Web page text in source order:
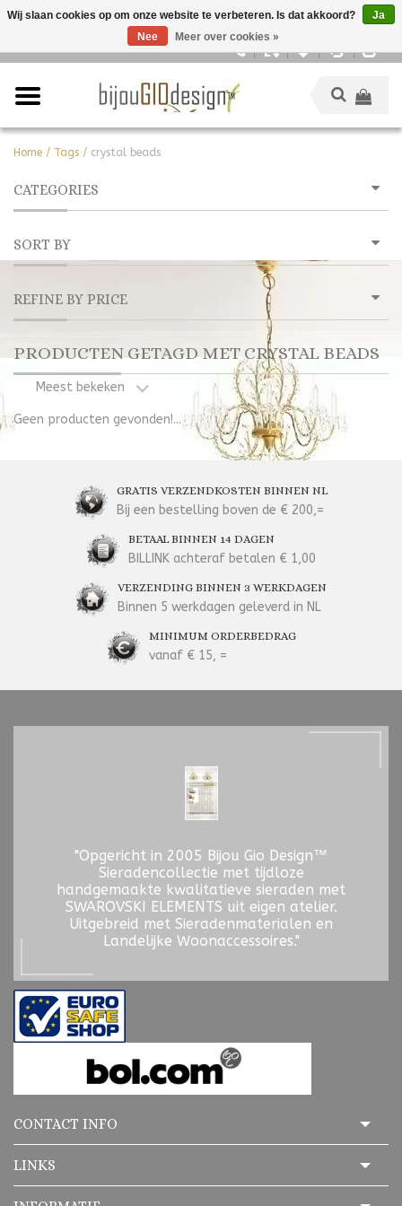
Home / Tags / crystal beads
CATEGORIES
SORT BY
REFINE BY PRICE
PRODUCTEN GETAGD MET CRYSTAL BEADS
Meest bekeken
Geen producten gevonden!...
GRATIS VERZENDKOSTEN BINNEN NL
Bij een bestelling boven de € 200,=
BETAAL BINNEN 14 DAGEN
BILLINK achteraf betalen € 1,00
VERZENDING BINNEN 3 WERKDAGEN
Binnen 5 werkdagen geleverd in NL
MINIMUM ORDERBEDRAG
vanaf € 15, =
"Opgericht in 2005 Bijou Gio Design™
Sieradencollectie met tijdloze
handgemaakte kwalitatieve sieraden met
SWAROVSKI ELEMENTS uit eigen atelier.
Uitgebreid met Sieradenmaterialen en
Landelijke Woonaccessoires."
CONTACT INFO
LINKS
Wij slaan cookies op om onze website te verbeteren. Is dat akkoord?
Ja
Nee
Meer over cookies »